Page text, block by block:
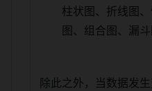
柱状图、折线图
图、组合图、漏
除此之外，当数据发